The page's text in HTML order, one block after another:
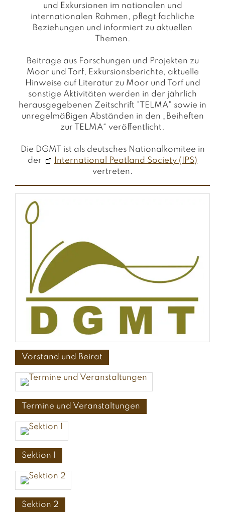
und Exkursionen im nationalen und
internationalen Rahmen, pflegt fachliche
Beziehungen und informiert zu aktuellen
Themen.
Beiträge aus Forschungen und Projekten zu
Moor und Torf, Exkursionsberichte, aktuelle
Hinweise auf Literatur zu Moor und Torf und
sonstige Aktivitäten werden in der jährlich
herausgegebenen Zeitschrift "TELMA" sowie in
unregelmäßigen Abständen in den „Beiheften
zur TELMA“ veröffentlicht.
Die DGMT ist als deutsches Nationalkomitee in
der
International Peatland Society (IPS)
vertreten.
Vorstand und Beirat
Termine und Veranstaltungen
Sektion 1
Sektion 2